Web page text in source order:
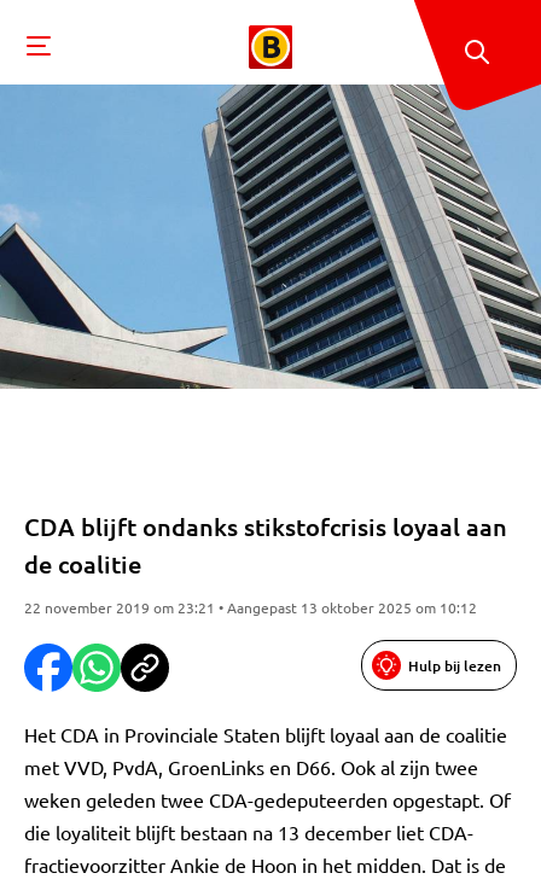
CDA blijft ondanks stikstofcrisis loyaal aan
de coalitie
22 november 2019 om 23:21 • Aangepast 13 oktober 2025 om 10:12
Hulp bij lezen
Het CDA in Provinciale Staten blijft loyaal aan de coalitie
met VVD, PvdA, GroenLinks en D66. Ook al zijn twee
weken geleden twee CDA-gedeputeerden opgestapt. Of
die loyaliteit blijft bestaan na 13 december liet CDA-
fractievoorzitter Ankie de Hoon in het midden. Dat is de